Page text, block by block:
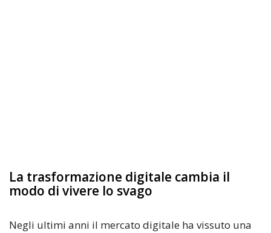
La trasformazione digitale cambia il
modo di vivere lo svago
Negli ultimi anni il mercato digitale ha vissuto una